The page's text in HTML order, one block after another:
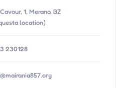
1, Merano, BZ
location)
230128